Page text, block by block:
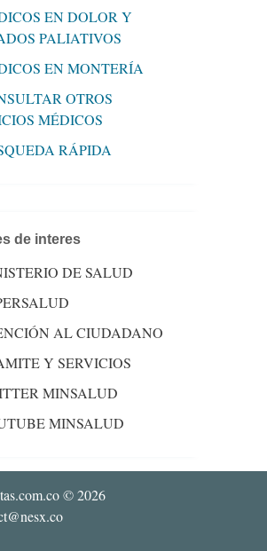
EN DOLOR Y
PALIATIVOS
EN MONTERÍA
OTROS
MÉDICOS
RÁPIDA
de interes
DE SALUD
AL CIUDADANO
Y SERVICIOS
MINSALUD
MINSALUD
© 2026